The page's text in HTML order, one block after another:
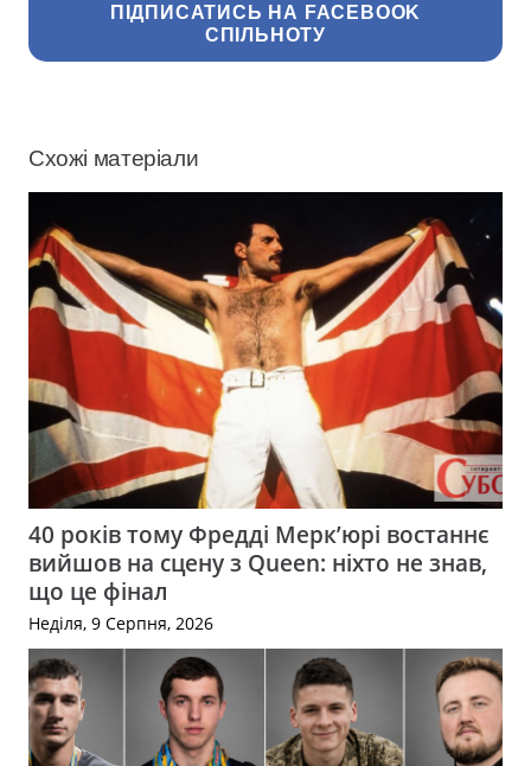
ПІДПИСАТИСЬ НА FACEBOOK
СПІЛЬНОТУ
Схожі матеріали
40 років тому Фредді Мерк’юрі востаннє
вийшов на сцену з Queen: ніхто не знав,
що це фінал
Неділя, 9 Серпня, 2026